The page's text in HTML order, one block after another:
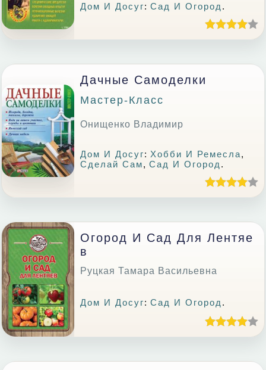
Дом И Досуг:Сад И Огород .
Дачные Самоделки
Мастер-Класс
Онищенко Владимир
Дом И Досуг: Хобби И Ремесла,
Сделай Сам,Сад И Огород .
Огород И Сад Для Лентяе
В
Руцкая Тамара Васильевна
Дом И Досуг:Сад И Огород .